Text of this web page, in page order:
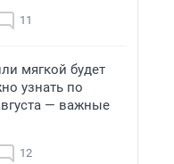
11
мягкой будет
узнать по
— важные
12